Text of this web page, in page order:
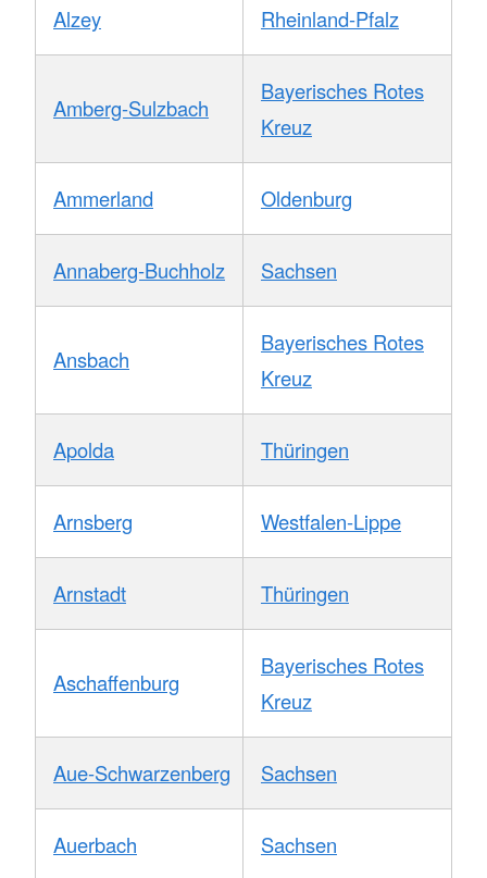
Alzey Rheinland-Pfalz
Amberg-Sulzbach
Bayerisches Rotes
Kreuz
Ammerland Oldenburg
Annaberg-Buchholz Sachsen
Ansbach
Bayerisches Rotes
Kreuz
Apolda Thüringen
Arnsberg Westfalen-Lippe
Arnstadt Thüringen
Aschaffenburg
Bayerisches Rotes
Kreuz
Aue-Schwarzenberg Sachsen
Auerbach Sachsen